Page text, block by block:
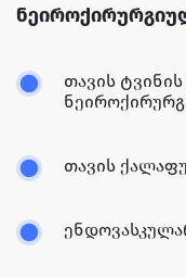
თავის
თავის